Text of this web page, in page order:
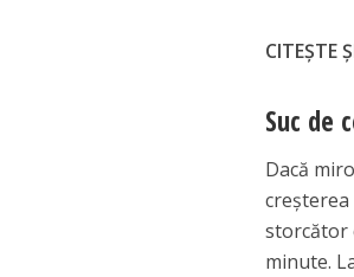
CITEȘTE
Suc de
Dacă
storcător
minute.